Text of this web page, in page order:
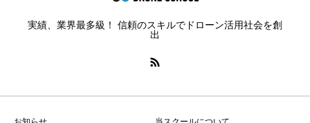
実績、業界最多級！ 信頼のスキルでドローン活用社会を創
出